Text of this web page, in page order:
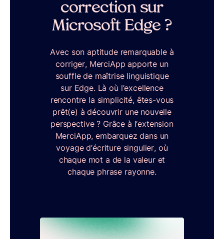
correction sur
Microsoft Edge ?
Avec son aptitude remarquable à
corriger, MerciApp apporte un
souffle de maîtrise linguistique
sur Edge. Là où l’excellence
rencontre la simplicité, êtes-vous
prêt(e) à découvrir une nouvelle
perspective ? Grâce à l’extension
MerciApp, embarquez dans un
voyage d’écriture singulier, où
chaque mot a de la valeur et
chaque phrase rayonne.